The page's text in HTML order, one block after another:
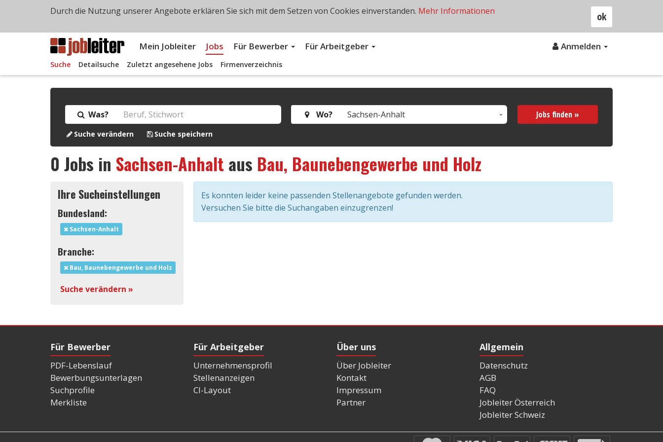
Mein Jobleiter Jobs Für Bewerber Für Arbeitgeber Anmelden
Suche Detailsuche Zuletzt angesehene Jobs Firmenverzeichnis
Was? Wo? Jobs finden »
Suche verändern Suche speichern
0 Jobs in Sachsen-Anhalt aus Bau, Baunebengewerbe und Holz
Ihre Sucheinstellungen
Bundesland:
Sachsen-Anhalt
Branche:
Bau, Baunebengewerbe und Holz
Suche verändern »
Es konnten leider keine passenden Stellenangebote gefunden werden.
Versuchen Sie bitte die Suchangaben einzugrenzen!
Für Bewerber
PDF-Lebenslauf
Bewerbungsunterlagen
Suchprofile
Merkliste
Für Arbeitgeber
Unternehmensprofil
Stellenanzeigen
CI-Layout
Über uns
Über Jobleiter
Kontakt
Impressum
Partner
Allgemein
Datenschutz
AGB
FAQ
Jobleiter Österreich
Jobleiter Schweiz
ok
Durch die Nutzung unserer Angebote erklären Sie sich mit dem Setzen von Cookies einverstanden. Mehr Informationen